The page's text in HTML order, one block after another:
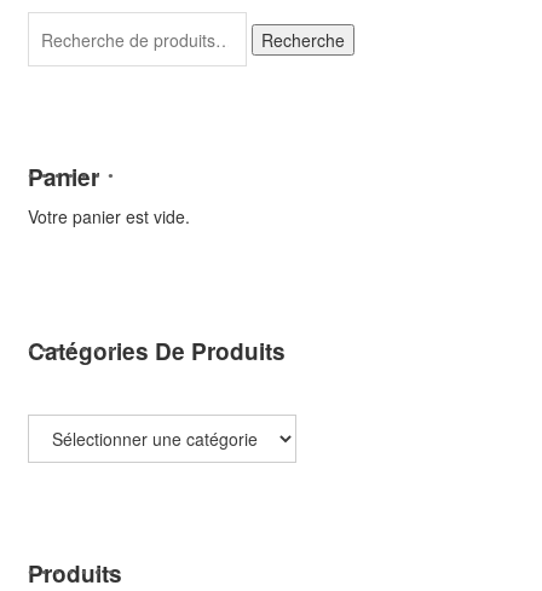
pour :
Recherche
Panier
Votre panier est vide.
Catégories De Produits
Produits